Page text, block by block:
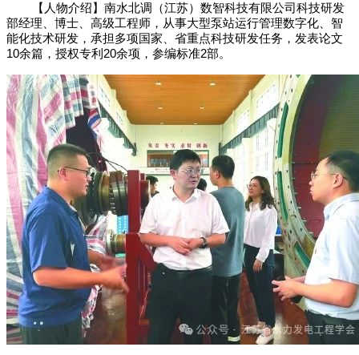
【人物介绍】南水北调（江苏）数智科技有限公司科技研发
部经理、博士、高级工程师，从事大型泵站运行管理数字化、智
能化技术研发，承担多项国家、省重点科技研发任务，发表论文
10余篇，授权专利 20余项，参编标准2部。